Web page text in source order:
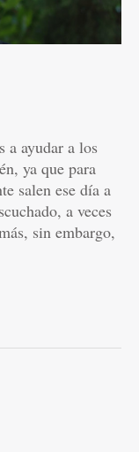
a ayudar a los
ya que para
salen ese día a
a veces
sin embargo,